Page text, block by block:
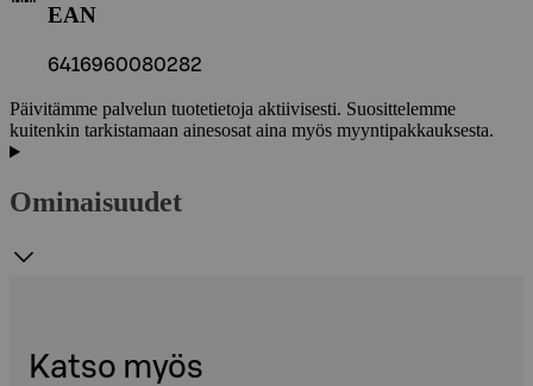
EAN
6416960080282
Päivitämme palvelun tuotetietoja aktiivisesti. Suosittelemme
kuitenkin tarkistamaan ainesosat aina myös myyntipakkauksesta.
Ominaisuudet
Katso myös